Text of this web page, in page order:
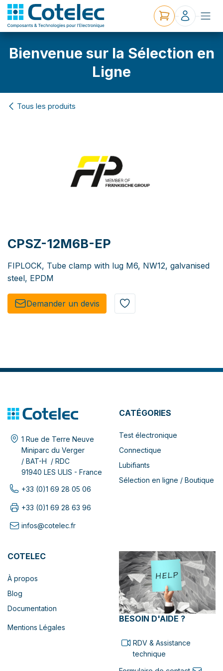
Bienvenue sur la Sélection en
Ligne
Tous les produits
CPSZ-12M6B-EP
FIPLOCK, Tube clamp with lug M6, NW12, galvanised
steel, EPDM
Demander un de​​vis​​
1 Rue de Terre Neuve
Miniparc du Verger
/ BAT-H / RDC
91940 LES ULIS - France
+33 (0)1 69 28 05 06
+33 (0)1 69 28 63 96
infos@cotelec.fr
CATÉGORIES
Test électronique
Connectique
Lubifiants
Sélection en ligne / Boutique
COTELEC
À propos
Blog
Documentation
Mentions Légales
BESOIN D'AIDE ?
RDV & Assistance
technique